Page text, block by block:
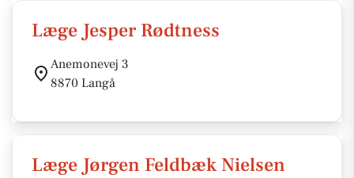
Læge Jesper Rødtness
Anemonevej 3
8870 Langå
Læge Jørgen Feldbæk Nielsen